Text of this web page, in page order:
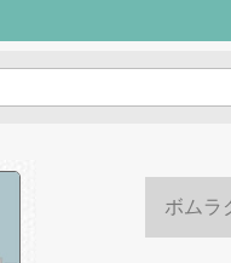
ボムラ